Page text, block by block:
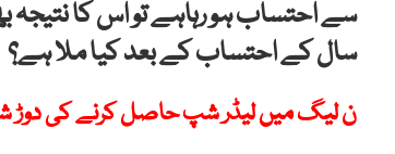
سے احتساب ہو رہاہے تو اس کا نتیجہ
سال کے احتساب کے بعد کیا ملا ہے؟
ن لیگ میں لیڈر شپ حاصل کرنے کی دوڑ